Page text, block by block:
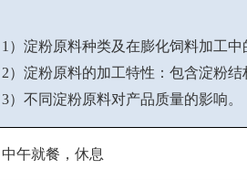
1）淀粉原料种类及在膨化饲料加工中
2）淀粉原料的加工特性：包含淀粉
3）不同淀粉原料对产品质量的影响。
中午就餐，休息